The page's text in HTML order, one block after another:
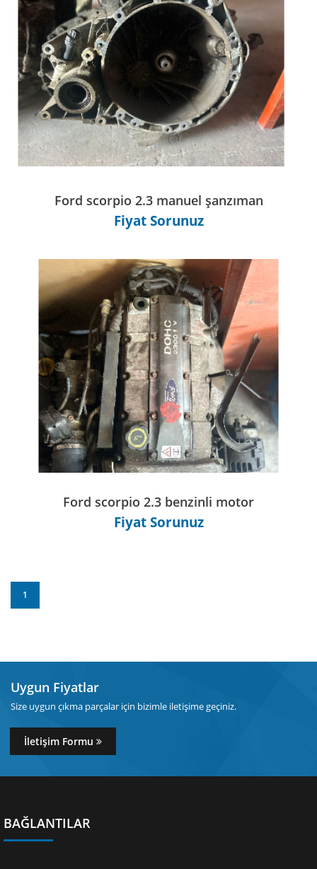
Ford scorpio 2.3 manuel şanzıman
Fiyat Sorunuz
Ford scorpio 2.3 benzinli motor
Fiyat Sorunuz
1
Uygun Fiyatlar
Size uygun çıkma parçalar için bizimle iletişime geçiniz.
İletişim Formu
BAĞLANTILAR